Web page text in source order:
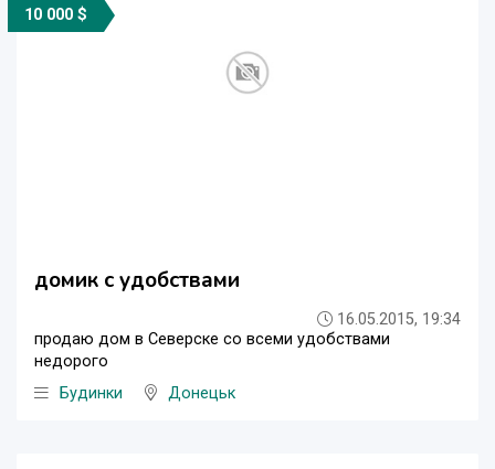
10 000 $
домик с удобствами
16.05.2015, 19:34
продаю дом в Северске со всеми удобствами
недорого
Будинки
Донецьк